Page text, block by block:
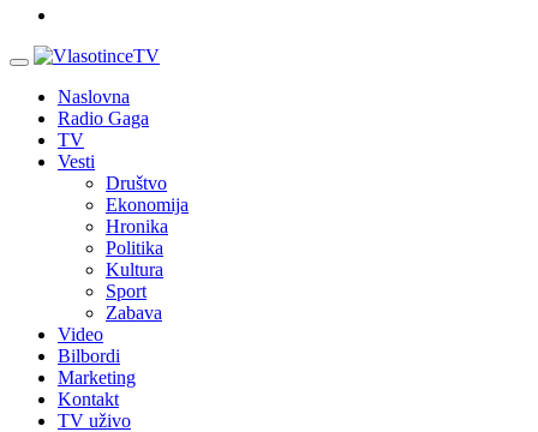
Naslovna
Radio Gaga
TV
Vesti
Društvo
Ekonomija
Hronika
Politika
Kultura
Sport
Zabava
Video
Bilbordi
Marketing
Kontakt
TV uživo